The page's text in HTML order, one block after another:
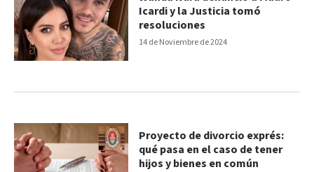
14 de Noviembre de 2024
Icardi y la Justicia tomó
resoluciones
Proyecto de divorcio exprés:
qué pasa en el caso de tener
hijos y bienes en común